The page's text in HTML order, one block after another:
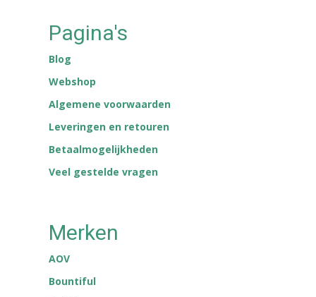
Pagina's
Blog
Webshop
Algemene voorwaarden
Leveringen en retouren
Betaalmogelijkheden
Veel gestelde vragen
Merken
AOV
Bountiful